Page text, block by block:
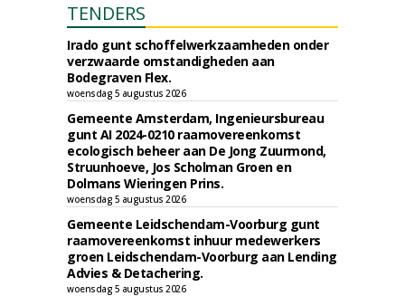
TENDERS
Irado gunt schoffelwerkzaamheden onder
verzwaarde omstandigheden aan
Bodegraven Flex.
woensdag 5 augustus 2026
Gemeente Amsterdam, Ingenieursbureau
gunt AI 2024-0210 raamovereenkomst
ecologisch beheer aan De Jong Zuurmond,
Struunhoeve, Jos Scholman Groen en
Dolmans Wieringen Prins.
woensdag 5 augustus 2026
Gemeente Leidschendam-Voorburg gunt
raamovereenkomst inhuur medewerkers
groen Leidschendam-Voorburg aan Lending
Advies & Detachering.
woensdag 5 augustus 2026